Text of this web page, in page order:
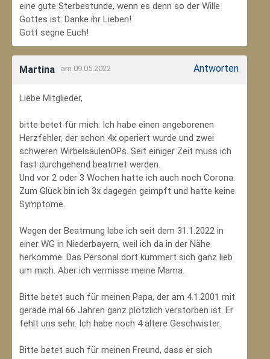
eine gute Sterbestunde, wenn es denn so der Wille
Gottes ist. Danke ihr Lieben!
Gott segne Euch!
Martina am 09.05.2022 Antworten
Liebe Mitglieder,
bitte betet für mich: Ich habe einen angeborenen
Herzfehler, der schon 4x operiert wurde und zwei
schweren WirbelsäulenOPs. Seit einiger Zeit muss ich
fast durchgehend beatmet werden.
Und vor 2 oder 3 Wochen hatte ich auch noch Corona.
Zum Glück bin ich 3x dagegen geimpft und hatte keine
Symptome.
Wegen der Beatmung lebe ich seit dem 31.1.2022 in
einer WG in Niederbayern, weil ich da in der Nähe
herkomme. Das Personal dort kümmert sich ganz lieb
um mich. Aber ich vermisse meine Mama.
Bitte betet auch für meinen Papa, der am 4.1.2001 mit
gerade mal 66 Jahren ganz plötzlich verstorben ist. Er
fehlt uns sehr. Ich habe noch 4 ältere Geschwister.
Bitte betet auch für meinen Freund, dass er sich